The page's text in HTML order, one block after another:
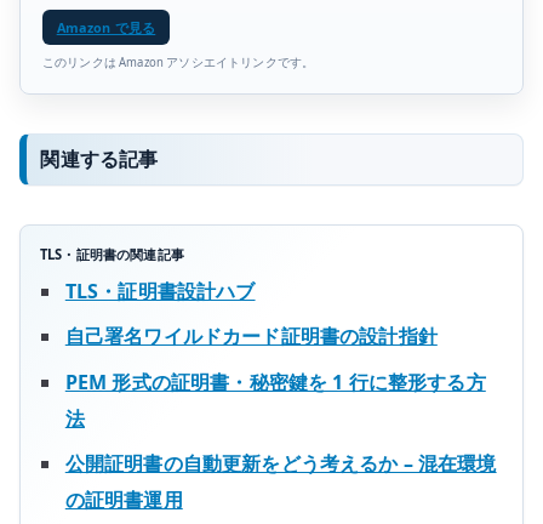
Amazon で見る
このリンクは Amazon アソシエイトリンクです。
関連する記事
TLS・証明書の関連記事
TLS・証明書設計ハブ
自己署名ワイルドカード証明書の設計指針
PEM 形式の証明書・秘密鍵を 1 行に整形する方
法
公開証明書の自動更新をどう考えるか – 混在環境
の証明書運用